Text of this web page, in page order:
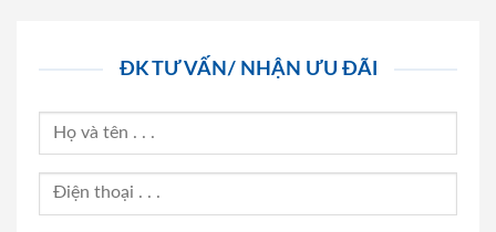
ĐK TƯ VẤN/ NHẬN ƯU ĐÃI